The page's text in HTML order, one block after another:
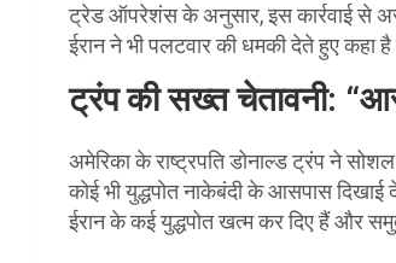
ट्रेड ऑपरेशंस के अनुसार, इस कार्रवाई से
ईरान ने भी पलटवार की धमकी देते हुए कहा
ट्रंप की सख्त चेतावनी:
अमेरिका के राष्ट्रपति डोनाल्ड ट्रंप ने सोशल
कोई भी युद्धपोत नाकेबंदी के आसपास
ईरान के कई युद्धपोत खत्म कर दिए हैं और